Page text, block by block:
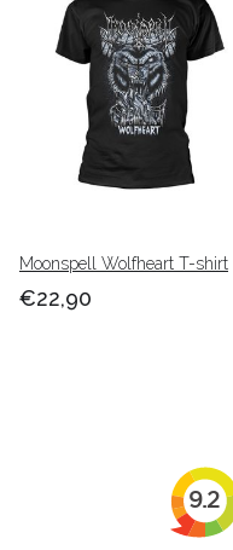
Moonspell Wolfheart T-shirt
€22,90